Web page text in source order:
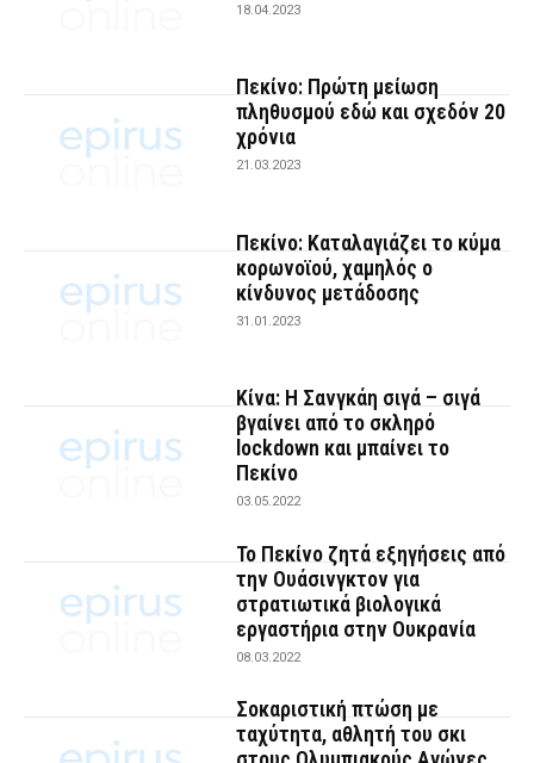
18.04.2023
Πεκίνο: Πρώτη μείωση
πληθυσμού εδώ και σχεδόν 20
χρόνια
21.03.2023
Πεκίνο: Καταλαγιάζει το κύμα
κορωνοϊού, χαμηλός ο
κίνδυνος μετάδοσης
31.01.2023
Κίνα: H Σανγκάη σιγά – σιγά
βγαίνει από το σκληρό
lockdown και μπαίνει το
Πεκίνο
03.05.2022
Το Πεκίνο ζητά εξηγήσεις από
την Ουάσινγκτον για
στρατιωτικά βιολογικά
εργαστήρια στην Ουκρανία
08.03.2022
Σοκαριστική πτώση με
ταχύτητα, αθλητή του σκι